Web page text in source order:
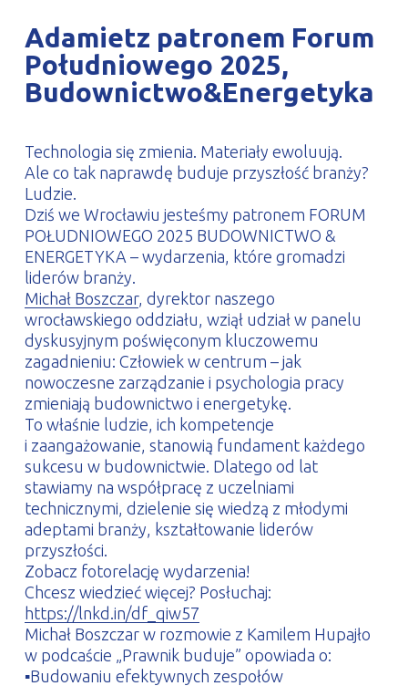
DE
Adamietz patronem Forum
Południowego 2025,
Budownictwo&Energetyka
Technologia się zmienia. Materiały ewoluują.
Ale co tak naprawdę buduje przyszłość branży?
Ludzie.
Dziś we Wrocławiu jesteśmy patronem FORUM
POŁUDNIOWEGO 2025 BUDOWNICTWO &
ENERGETYKA – wydarzenia, które gromadzi
liderów branży.
Michał Boszczar, dyrektor naszego
wrocławskiego oddziału, wziął udział w panelu
dyskusyjnym poświęconym kluczowemu
zagadnieniu: Człowiek w centrum – jak
nowoczesne zarządzanie i psychologia pracy
zmieniają budownictwo i energetykę.
To właśnie ludzie, ich kompetencje
i zaangażowanie, stanowią fundament każdego
sukcesu w budownictwie. Dlatego od lat
stawiamy na współpracę z uczelniami
technicznymi, dzielenie się wiedzą z młodymi
adeptami branży, kształtowanie liderów
przyszłości.
Zobacz fotorelację wydarzenia!
Chcesz wiedzieć więcej? Posłuchaj:
https://lnkd.in/df_qiw57
Michał Boszczar w rozmowie z Kamilem Hupajło
w podcaście „Prawnik buduje” opowiada o:
▪️Budowaniu efektywnych zespołów